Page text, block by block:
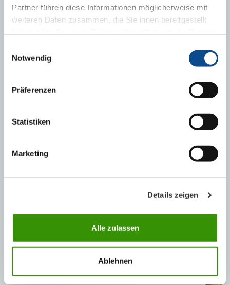
Partner führen diese Informationen möglicherweise mit
weiteren Daten zusammen, die Sie ihnen bereitgestellt
Notwendig
Präferenzen
Statistiken
Marketing
Details zeigen
Alle zulassen
Ablehnen
Jak wykonać termoizolację ścian zewnętrznych w